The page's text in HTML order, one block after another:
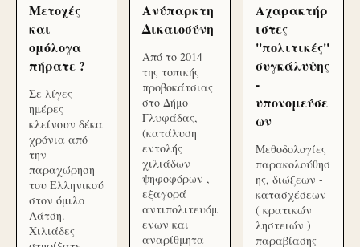
Μετοχές
και
ομόλογα
πήρατε ?
Σε λίγες
ημέρες
κλείνουν δέκα
χρόνια από
την
παραχώρηση
του Ελληνικού
στον όμιλο
Λάτση.
Χιλιάδες
Ανύπαρκτη
Δικαιοσύνη
Από το 2014
της τοπικής
προβοκάτσιας
στο Δήμο
Γλυφάδας,
(κατάλυση
εντολής
χιλιάδων
ψηφοφόρων ,
εξαγορά
αντιπολιτευόμ
ενων και
αναρίθμητα
Αχαρακτήρ
ιστες
''πολιτικές''
συγκάλυψης
-
υπονομεύσε
ων
Μεθοδολογίες
παρακολούθησ
ης, διώξεων -
κατασχέσεων
( κρατικών
ληστειών )
παραβίασης